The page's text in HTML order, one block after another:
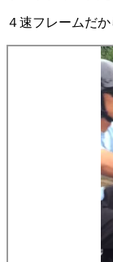
４速フレームだ